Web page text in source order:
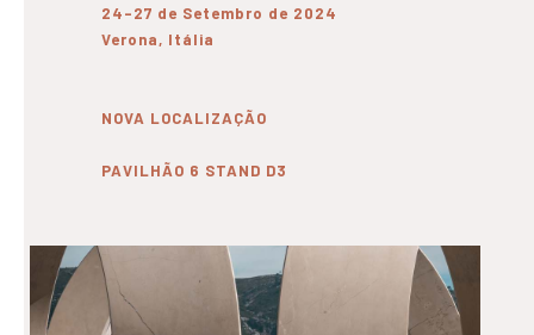
24-27 de Setembro de 2024
Verona, Itália
NOVA LOCALIZAÇÃO
PAVILHÃO 6 STAND D3